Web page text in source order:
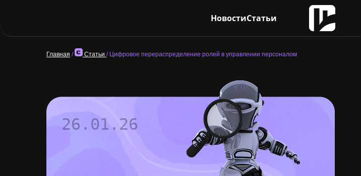
НовостиСтатьи
Главная / Статьи / Цифровое перераспределение ролей в управлении персоналом
26.01.26